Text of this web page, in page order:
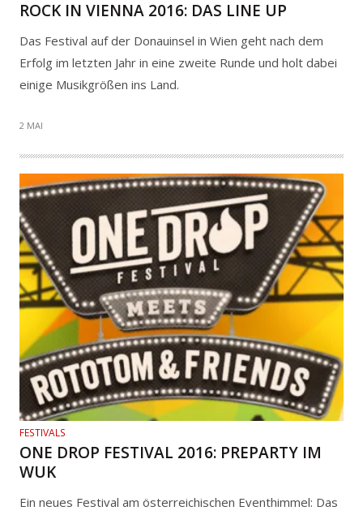
ROCK IN VIENNA 2016: DAS LINE UP
Das Festival auf der Donauinsel in Wien geht nach dem
Erfolg im letzten Jahr in eine zweite Runde und holt dabei
einige Musikgrößen ins Land.
2 MAI
FESTIVALS
ONE DROP FESTIVAL 2016: PREPARTY IM
WUK
Ein neues Festival am österreichischen Eventhimmel: Das